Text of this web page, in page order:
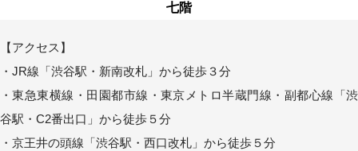
七階
【アクセス】
・JR線「渋谷駅・新南改札」から徒歩３分
・東急東横線・田園都市線・東京メトロ半蔵門線・副都心線「渋
谷駅・C2番出口」から徒歩５分
・京王井の頭線「渋谷駅・西口改札」から徒歩５分